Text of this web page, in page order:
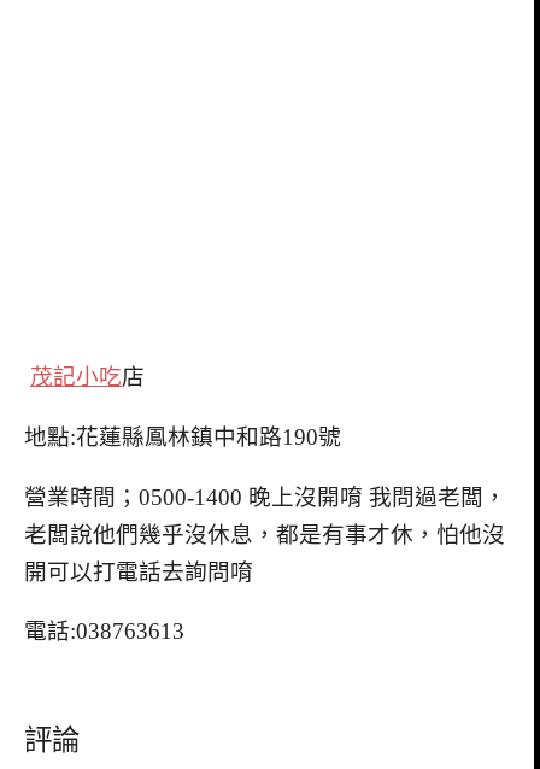
茂記小吃店
地點:花蓮縣鳳林鎮中和路190號
營業時間；0500-1400 晚上沒開唷 我問過老闆，
老闆說他們幾乎沒休息，都是有事才休，怕他沒
開可以打電話去詢問唷
電話:038763613
評論